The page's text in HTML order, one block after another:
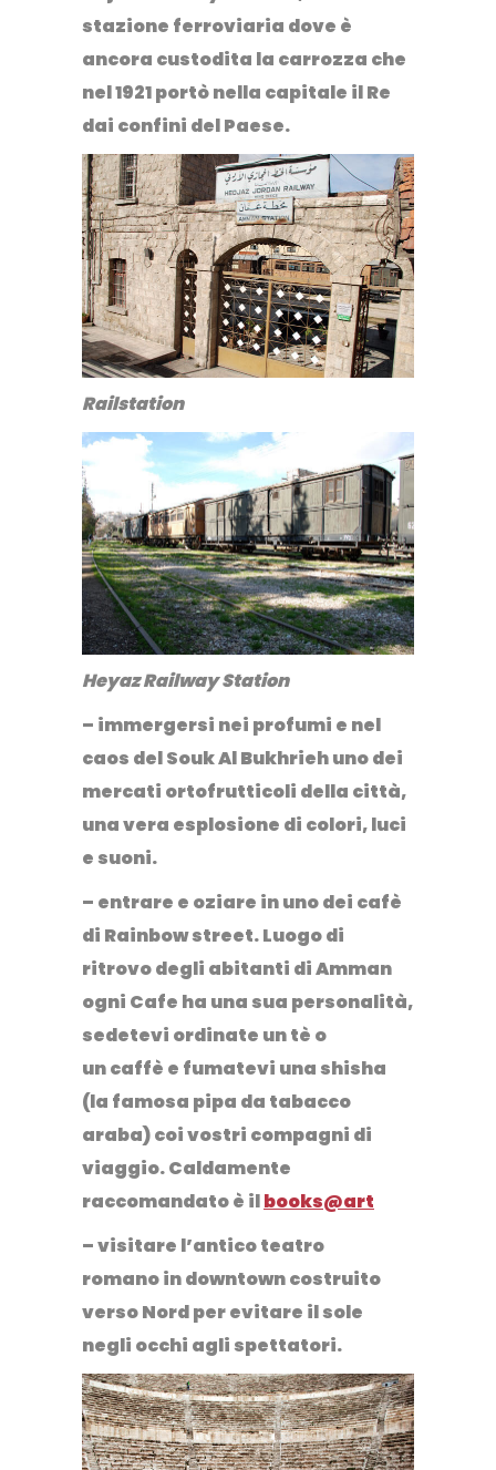
stazione ferroviaria dove è
ancora custodita la carrozza che
nel 1921 portò nella capitale il Re
dai confini del Paese.
Railstation
Heyaz Railway Station
– immergersi nei profumi e nel
caos delSouk Al Bukhriehuno dei
mercati ortofrutticoli della città,
una vera esplosione di colori, luci
e suoni.
– entrare e oziare in uno dei cafè
di Rainbow street. Luogo di
ritrovo degli abitanti di Amman
ogni Cafe ha una sua personalità,
sedetevi ordinate un tè o
un caffè e fumatevi unashisha
(la famosa pipa da tabacco
araba) coi vostri compagni di
viaggio. Caldamente
raccomandato è ilbooks@art
– visitare l’antico teatro
romanoin downtown costruito
verso Nord per evitare il sole
negli occhi agli spettatori.